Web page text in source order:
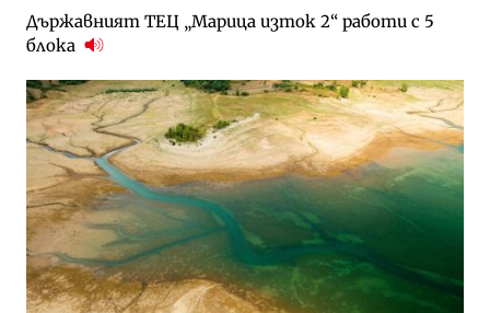
Държавният ТЕЦ „Марица изток 2“ работи с 5
блока